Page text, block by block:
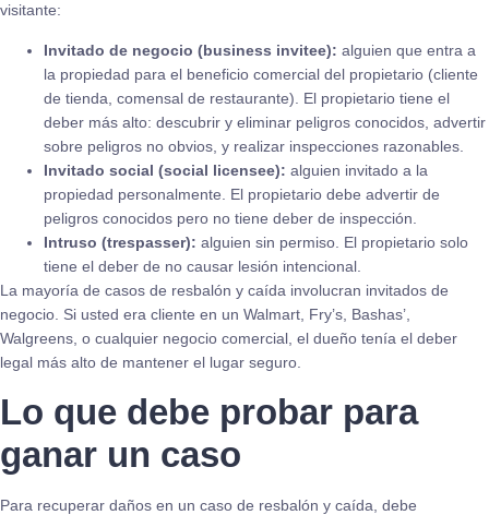
visitante:
Invitado de negocio (business invitee): alguien que entra a
la propiedad para el beneficio comercial del propietario (cliente
de tienda, comensal de restaurante). El propietario tiene el
deber más alto: descubrir y eliminar peligros conocidos, advertir
sobre peligros no obvios, y realizar inspecciones razonables.
Invitado social (social licensee): alguien invitado a la
propiedad personalmente. El propietario debe advertir de
peligros conocidos pero no tiene deber de inspección.
Intruso (trespasser): alguien sin permiso. El propietario solo
tiene el deber de no causar lesión intencional.
La mayoría de casos de resbalón y caída involucran invitados de
negocio. Si usted era cliente en un Walmart, Fry’s, Bashas’,
Walgreens, o cualquier negocio comercial, el dueño tenía el deber
legal más alto de mantener el lugar seguro.
Lo que debe probar para
ganar un caso
Para recuperar daños en un caso de resbalón y caída, debe